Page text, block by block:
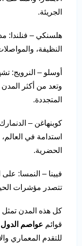
الجريئة.
هلسنكي – فنلندا:
النظيفة،
أوسلو – النرويج:
وتعد من أكثر المدن
المتجددة.
كوبنهاغن –
استدامة في
الحضرية.
فيينا – النمسا: على
تتصدر مؤشرات
كل هذه المدن تمثل
قوائم عواصم الدول
للتقدم المعماري